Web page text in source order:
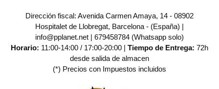
Dirección fiscal: Avenida Carmen Amaya, 14 - 08902
Hospitalet de Llobregat, Barcelona - (España) |
info@pplanet.net | 679458784 (Whatsapp solo)
Horario: 11:00-14:00 / 17:00-20:00 | Tiempo de Entrega: 72h
desde salida de almacen
(*) Precios con Impuestos incluidos